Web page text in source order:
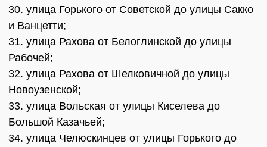
30. улица Горького от Советской до улицы Сакко
и Ванцетти;
31. улица Рахова от Белоглинской до улицы
Рабочей;
32. улица Рахова от Шелковичной до улицы
Новоузенской;
33. улица Вольская от улицы Киселева до
Большой Казачьей;
34. улица Челюскинцев от улицы Горького до